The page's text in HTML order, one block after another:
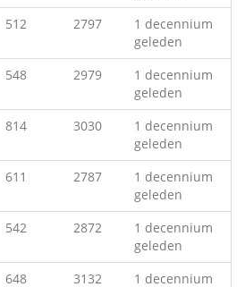
512 2797
1 decennium
geleden
548 2979
1 decennium
geleden
814 3030
1 decennium
geleden
611 2787
1 decennium
geleden
542 2872
1 decennium
geleden
648 3132 1 decennium